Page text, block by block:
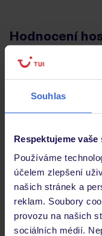
Souhlas
Respektujeme
Používáme
účelem zlepšení
našich stránek a
reklam. Soubory
provozu na našich
sociálních médií.
Hodnocení
Pokoje
Důležité
Často kladené